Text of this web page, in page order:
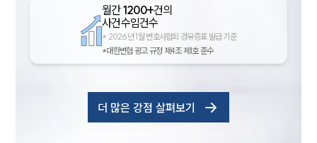
월간1200+건의
사건수임건수
* 2026년 1월 변호사협회 경유증표 발급 기준
*대한변협 광고 규정 제4조 제1호 준수
더 많은 강점 살펴보기